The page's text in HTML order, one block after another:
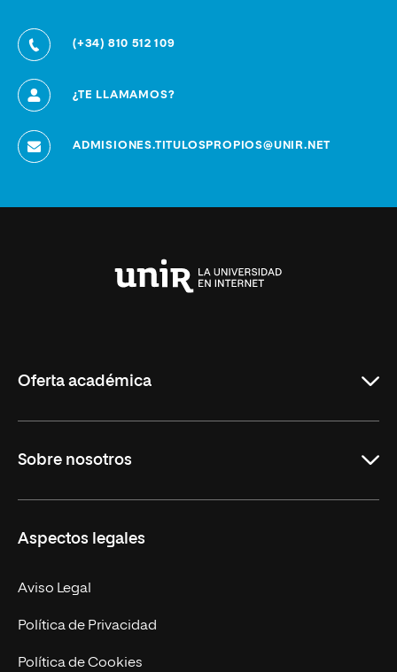
(+34) 810 512 109
¿TE LLAMAMOS?
ADMISIONES.TITULOSPROPIOS@UNIR.NET
Oferta académica
Másteres Oficiales
Doctorados
Experto Universitario
Postgrados
Cursos Universitarios
Sobre nosotros
Facultades
Nuestro Equipo
Trabaja en UNIR
Actualidad
Aspectos legales
Aviso Legal
Política de Privacidad
Política de Cookies